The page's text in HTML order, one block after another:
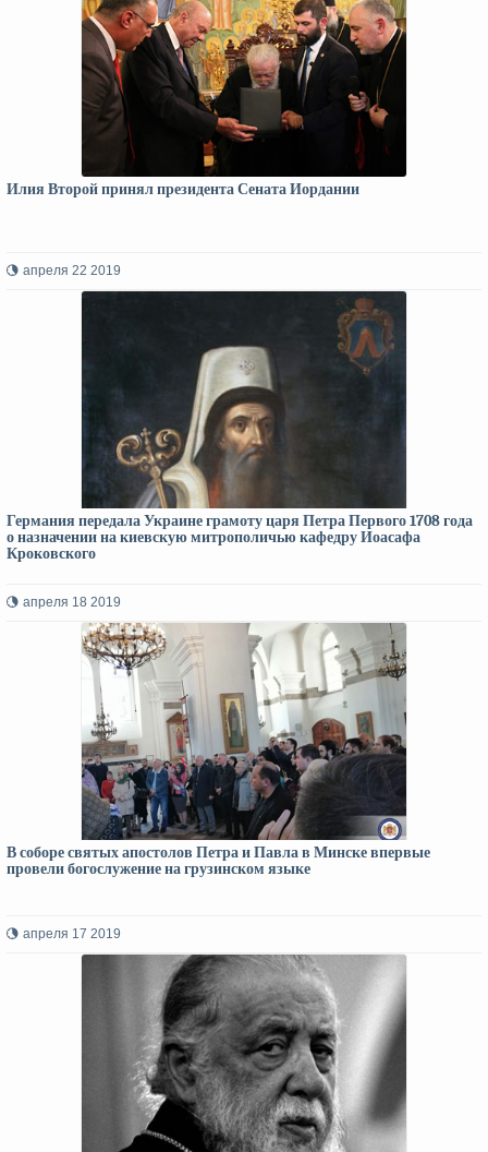
Илия Второй принял президента Сената Иордании
апреля 22 2019
Германия передала Украине грамоту царя Петра Первого 1708 года
о назначении на киевскую митрополичью кафедру Иоасафа
Кроковского
апреля 18 2019
В соборе святых апостолов Петра и Павла в Минске впервые
провели богослужение на грузинском языке
апреля 17 2019